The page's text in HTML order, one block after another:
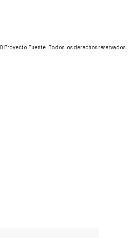
Proyecto Puente. Todos los derechos reservados.